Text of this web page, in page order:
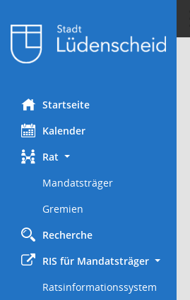
Startseite
Kalender
Rat
Mandatsträger
Gremien
Recherche
RIS für Mandatsträger
Ratsinformationssystem